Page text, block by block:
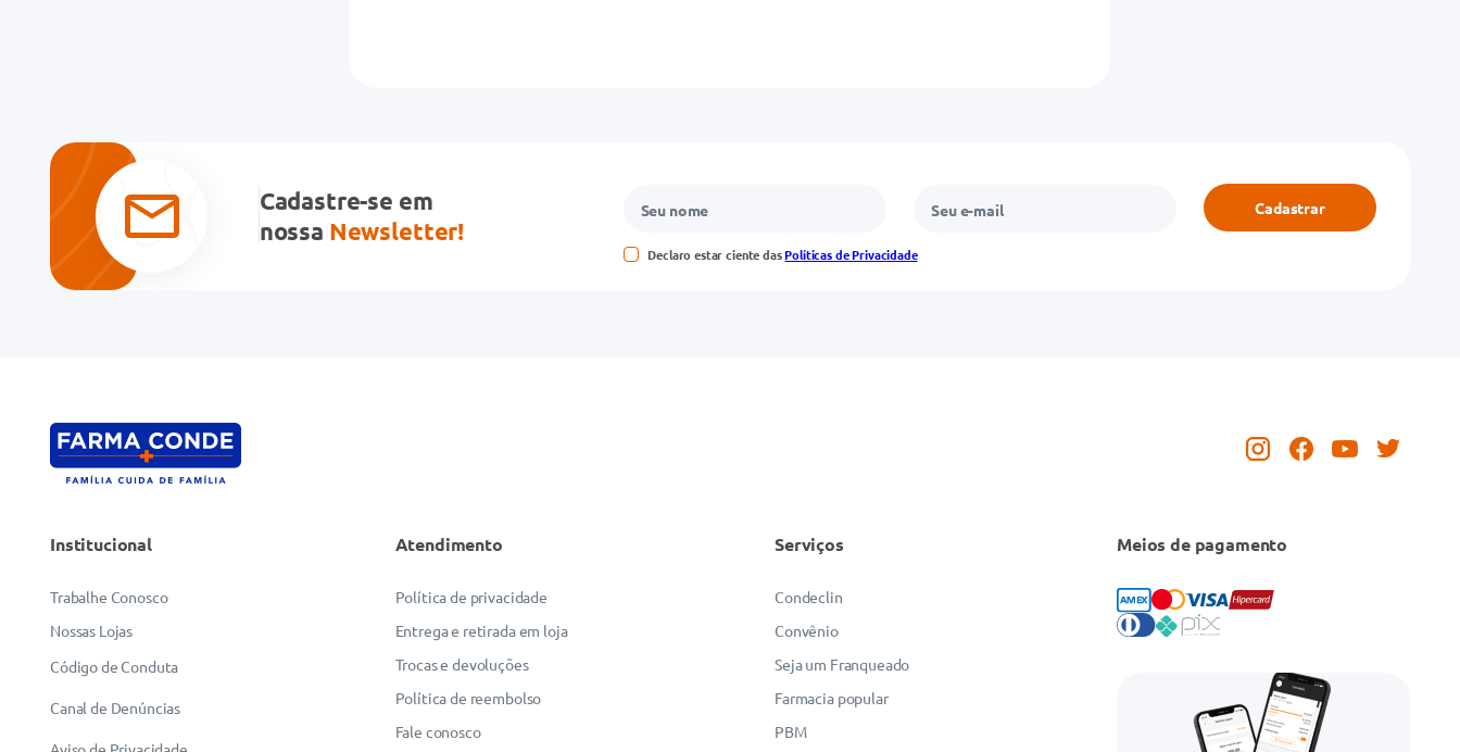
Cadastre-se em
nossa Newsletter!
Declaro estar ciente dasPolíticas de Privacidade
Cadastrar
Institucional
Trabalhe Conosco
Nossas Lojas
Código de Conduta
Canal de Denúncias
Atendimento
Política de privacidade
Entrega e retirada em loja
Trocas e devoluções
Política de reembolso
Fale conosco
Serviços
Condeclin
Convênio
Seja um Franqueado
Farmacia popular
PBM
Meios de pagamento